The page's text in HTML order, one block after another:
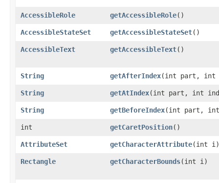
AccessibleRole getAccessibleRole()
AccessibleStateSet getAccessibleStateSet()
AccessibleText getAccessibleText()
String getAfterIndex(int part, int
String getAtIndex(int part, int
String getBeforeIndex(int part, int
int getCaretPosition()
AttributeSet getCharacterAttribute(int i)
Rectangle getCharacterBounds(int i)